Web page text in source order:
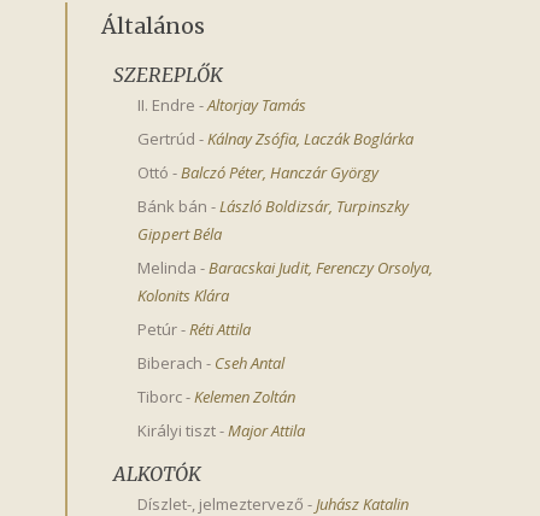
Általános
SZEREPLŐK
II. Endre -Altorjay Tamás
Gertrúd -Kálnay Zsófia, Laczák Boglárka
Ottó -Balczó Péter, Hanczár György
Bánk bán -László Boldizsár, Turpinszky
Gippert Béla
Melinda -Baracskai Judit, Ferenczy Orsolya,
Kolonits Klára
Petúr-Réti Attila
Biberach - Cseh Antal
Tiborc-Kelemen Zoltán
Királyi tiszt-Major Attila
ALKOTÓK
Díszlet-, jelmeztervező -Juhász Katalin